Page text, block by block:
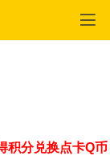
积分兑换点卡Q币